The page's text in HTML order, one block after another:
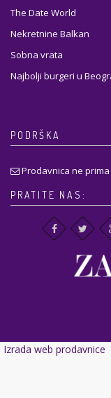
The Date World
Nekretnine Balkan
Sobna vrata
Najbolji burgeri u
PODRŠKA
Prodavnica ne
PRATITE NAS:
Izrada web prodavnice